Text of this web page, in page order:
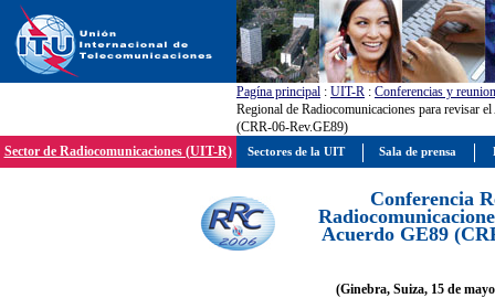
Pagína principal : UIT-R : Conferencias y
Regional de Radiocomunicaciones para revisar
(CRR-06-Rev.GE89)
Sector de Radiocomunicaciones (UIT-R)
Conferencia
Acuerdo GE89
(Ginebra, Suiza, 15 de
Sectores de la UIT Sala de prensa